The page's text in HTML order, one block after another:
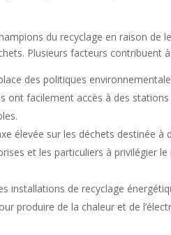
du recyclage en raison de
Plusieurs facteurs contribuent
des politiques
ont facilement accès à des
élevée sur les déchets destinée à
et les particuliers à privilégier
installations de recyclage
produire de la chaleur et de